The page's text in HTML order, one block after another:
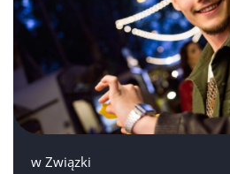
w Związki